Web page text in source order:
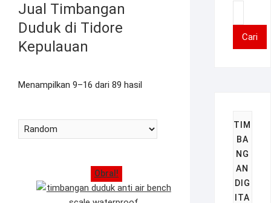
Jual Timbangan
Duduk di Tidore
Kepulauan
Menampilkan 9–16 dari 89 hasil
Obral!
untuk:
Cari
TIM
BA
NG
AN
DIG
ITA